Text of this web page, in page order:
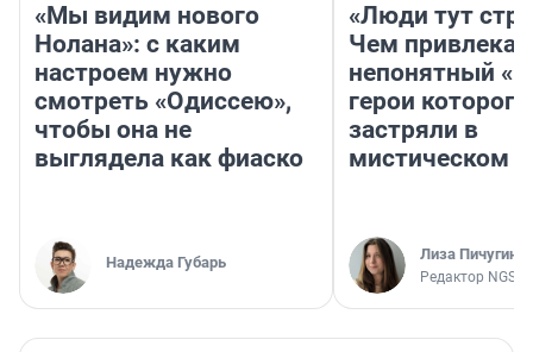
«Мы видим нового
Нолана»: с каким
настроем нужно
смотреть «Одиссею»,
чтобы она не
выглядела как фиаско
Надежда Губарь
«Люди тут
Чем
непонятный
герои которого
застряли в
мистическом
Лиза Пичугина
Редактор